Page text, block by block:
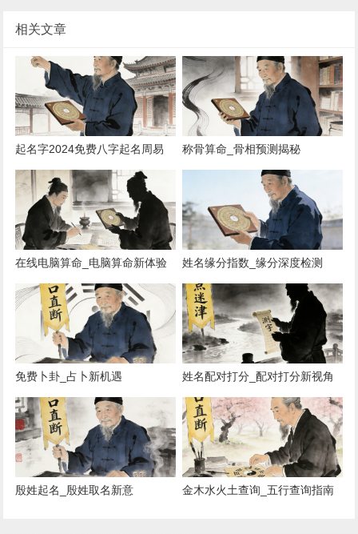
相关文章
起名字2024免费八字起名周易
_2024八字取名指南
称骨算命_骨相预测揭秘
在线电脑算命_电脑算命新体验 姓名缘分指数_缘分深度检测
免费卜卦_占卜新机遇 姓名配对打分_配对打分新视角
殷姓起名_殷姓取名新意 金木水火土查询_五行查询指南